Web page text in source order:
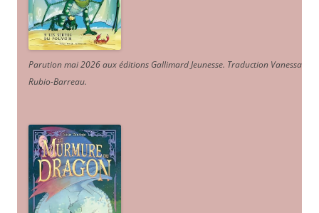
Parution mai 2026 aux éditions Gallimard Jeunesse. Traduction Vanessa
Rubio-Barreau.